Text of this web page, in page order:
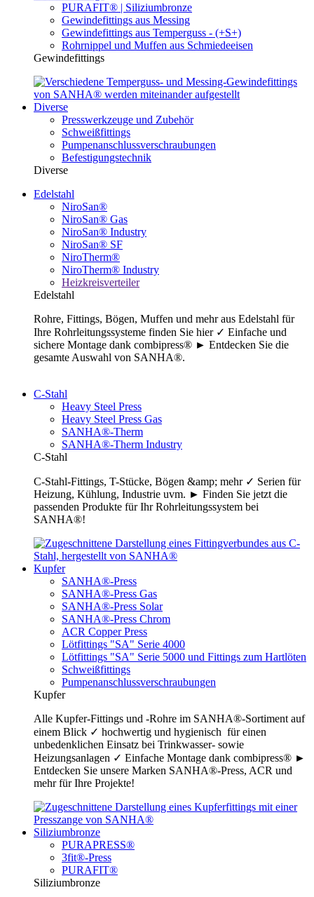
PURAFIT® | Siliziumbronze
Gewindefittings aus Messing
Gewindefittings aus Temperguss - (+S+)
Rohrnippel und Muffen aus Schmiedeeisen
Gewindefittings
Diverse
Presswerkzeuge und Zubehör
Schweißfittings
Pumpenanschlussverschraubungen
Befestigungstechnik
Diverse
Edelstahl
NiroSan®
NiroSan® Gas
NiroSan® Industry
NiroSan® SF
NiroTherm®
NiroTherm® Industry
Heizkreisverteiler
Edelstahl
Rohre, Fittings, Bögen, Muffen und mehr aus Edelstahl für
Ihre Rohrleitungssysteme finden Sie hier ✓ Einfache und
sichere Montage dank combipress® ► Entdecken Sie die
gesamte Auswahl von SANHA®.
C-Stahl
Heavy Steel Press
Heavy Steel Press Gas
SANHA®-Therm
SANHA®-Therm Industry
C-Stahl
C-Stahl-Fittings, T-Stücke, Bögen &amp; mehr ✓ Serien für
Heizung, Kühlung, Industrie uvm. ► Finden Sie jetzt die
passenden Produkte für Ihr Rohrleitungssystem bei
SANHA®!
Kupfer
SANHA®-Press
SANHA®-Press Gas
SANHA®-Press Solar
SANHA®-Press Chrom
ACR Copper Press
Lötfittings "SA" Serie 4000
Lötfittings "SA" Serie 5000 und Fittings zum Hartlöten
Schweißfittings
Pumpenanschlussverschraubungen
Kupfer
Alle Kupfer-Fittings und -Rohre im SANHA®-Sortiment auf
einem Blick ✓ hochwertig und hygienisch für einen
unbedenklichen Einsatz bei Trinkwasser- sowie
Heizungsanlagen ✓ Einfache Montage dank combipress® ►
Entdecken Sie unsere Marken SANHA®-Press, ACR und
mehr für Ihre Projekte!
Siliziumbronze
PURAPRESS®
3fit®-Press
PURAFIT®
Siliziumbronze